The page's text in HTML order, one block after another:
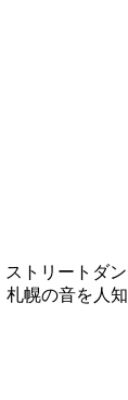
トリートダ
幌の音を人